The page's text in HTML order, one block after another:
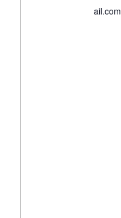
ail.com